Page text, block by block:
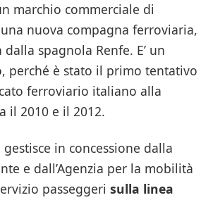
marchio commerciale di
nuova compagna ferroviaria,
spagnola Renfe. E’ un
perché è stato il primo tentativo
ferroviario italiano alla
il 2010 e il 2012.
in concessione dalla
e dall’Agenzia per la mobilità
passeggeri sulla linea